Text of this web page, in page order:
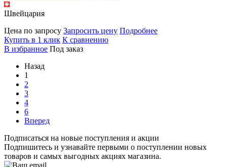
Швейцария
Цена по запросу Запросить цену Подробнее
Купить в 1 клик К сравнению
В избранное Под заказ
Назад
1
2
3
4
6
Вперед
Подписаться на новые поступления и акции
Подпишитесь и узнавайте первыми о поступлении новых
товаров и самых выгодных акциях магазина.